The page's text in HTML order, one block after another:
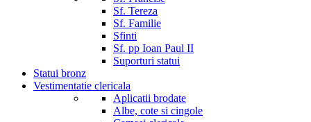
Sf. Tereza
Sf. Familie
Sfinti
Sf. pp Ioan Paul II
Suporturi statui
Statui bronz
Vestimentatie clericala
Aplicatii brodate
Albe, cote si cingole